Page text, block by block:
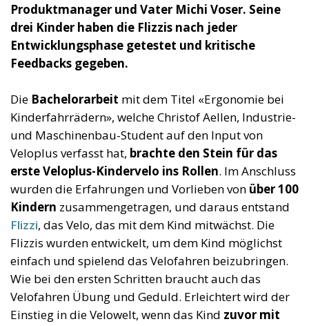
Produktmanager und Vater Michi Voser. Seine
drei Kinder haben die Flizzis nach jeder
Entwicklungsphase getestet und kritische
Feedbacks gegeben.
Die Bachelorarbeit mit dem Titel «Ergonomie bei
Kinderfahrrädern», welche Christof Aellen, Industrie-
und Maschinenbau-Student auf den Input von
Veloplus verfasst hat, brachte den Stein für das
erste Veloplus-Kindervelo ins Rollen. Im Anschluss
wurden die Erfahrungen und Vorlieben von über 100
Kindern zusammengetragen, und daraus entstand
Flizzi, das Velo, das mit dem Kind mitwächst. Die
Flizzis wurden entwickelt, um dem Kind möglichst
einfach und spielend das Velofahren beizubringen.
Wie bei den ersten Schritten braucht auch das
Velofahren Übung und Geduld. Erleichtert wird der
Einstieg in die Velowelt, wenn das Kind zuvor mit